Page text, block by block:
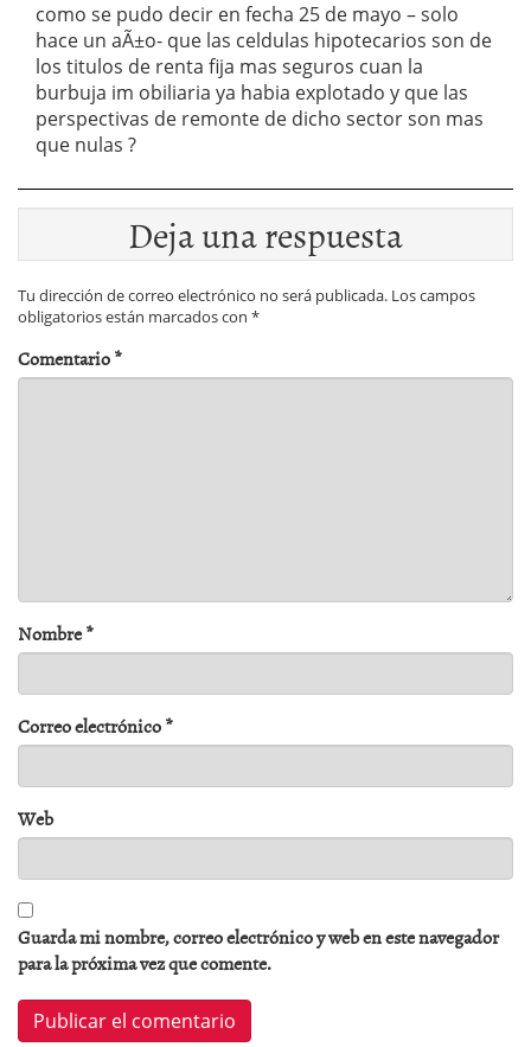
como se pudo decir en fecha 25 de mayo – solo
hace un aÃ±o- que las celdulas hipotecarios son de
los titulos de renta fija mas seguros cuan la
burbuja im obiliaria ya habia explotado y que las
perspectivas de remonte de dicho sector son mas
que nulas ?
Deja una respuesta
Tu dirección de correo electrónico no será publicada. Los campos
obligatorios están marcados con *
Comentario*
Nombre*
Correo electrónico*
Web
Guarda mi nombre, correo electrónico y web en este navegador
para la próxima vez que comente.